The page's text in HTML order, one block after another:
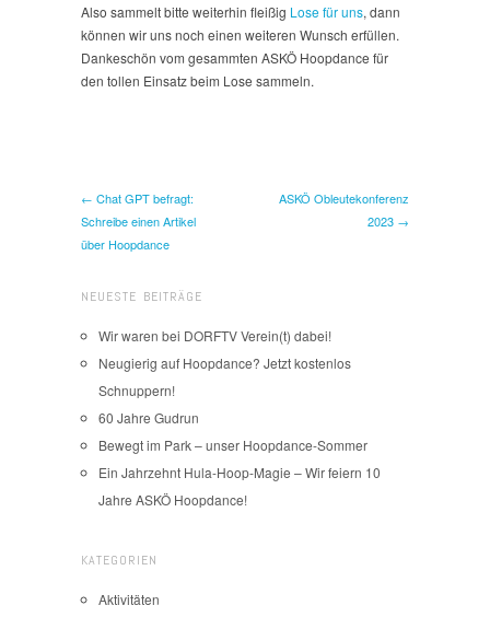
Also sammelt bitte weiterhin fleißig Lose für uns, dann
können wir uns noch einen weiteren Wunsch erfüllen.
Dankeschön vom gesammten ASKÖ Hoopdance für
den tollen Einsatz beim Lose sammeln.
← Chat GPT befragt:
Schreibe einen Artikel
über Hoopdance
ASKÖ Obleutekonferenz
2023 →
NEUESTE BEITRÄGE
Wir waren bei DORFTV Verein(t) dabei!
Neugierig auf Hoopdance? Jetzt kostenlos
Schnuppern!
60 Jahre Gudrun
Bewegt im Park – unser Hoopdance-Sommer
Ein Jahrzehnt Hula-Hoop-Magie – Wir feiern 10
Jahre ASKÖ Hoopdance!
KATEGORIEN
Aktivitäten